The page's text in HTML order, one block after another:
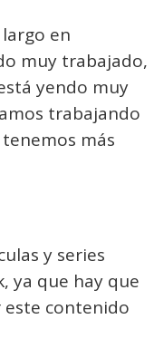
en
muy trabajado,
yendo muy
trabajando
más
y series
ya que hay que
este contenido